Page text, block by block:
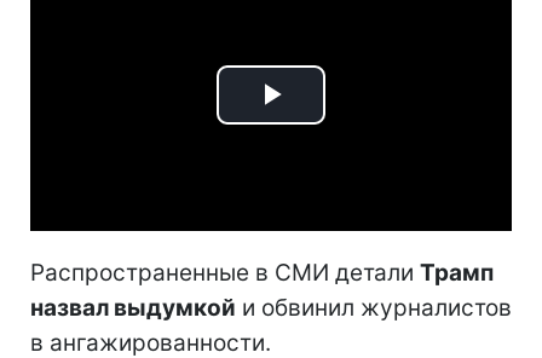
Play
Распространенные в СМИ детали Трамп
назвал выдумкой и обвинил журналистов
в ангажированности.